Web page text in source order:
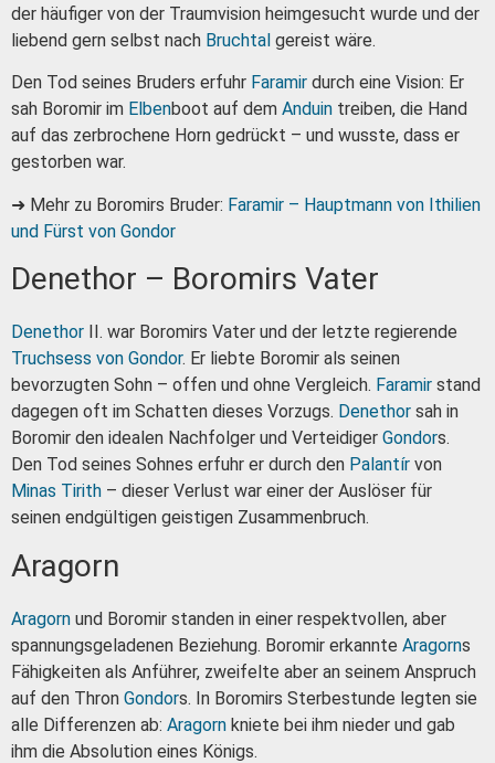
der häufiger von der Traumvision heimgesucht wurde und der
liebend gern selbst nach Bruchtal gereist wäre.
Den Tod seines Bruders erfuhr Faramir durch eine Vision: Er
sah Boromir im Elbenboot auf dem Anduin treiben, die Hand
auf das zerbrochene Horn gedrückt – und wusste, dass er
gestorben war.
➜ Mehr zu Boromirs Bruder: Faramir – Hauptmann von Ithilien
und Fürst von Gondor
Denethor – Boromirs Vater
Denethor II. war Boromirs Vater und der letzte regierende
Truchsess von Gondor. Er liebte Boromir als seinen
bevorzugten Sohn – offen und ohne Vergleich. Faramir stand
dagegen oft im Schatten dieses Vorzugs. Denethor sah in
Boromir den idealen Nachfolger und Verteidiger Gondors.
Den Tod seines Sohnes erfuhr er durch den Palantír von
Minas Tirith – dieser Verlust war einer der Auslöser für
seinen endgültigen geistigen Zusammenbruch.
Aragorn
Aragorn und Boromir standen in einer respektvollen, aber
spannungsgeladenen Beziehung. Boromir erkannte Aragorns
Fähigkeiten als Anführer, zweifelte aber an seinem Anspruch
auf den Thron Gondors. In Boromirs Sterbestunde legten sie
alle Differenzen ab: Aragorn kniete bei ihm nieder und gab
ihm die Absolution eines Königs.